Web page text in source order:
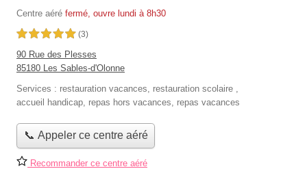
Centre aéré fermé, ouvre lundi à 8h30
5,0 étoiles sur 5 (3)
90 Rue des Plesses
85180 Les Sables-d'Olonne
Services : restauration vacances, restauration scolaire ,
accueil handicap, repas hors vacances, repas vacances
📞 Appeler ce centre aéré
Recommander ce centre aéré